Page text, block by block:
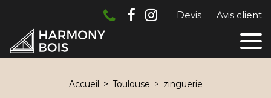
Devis Avis client
Accueil Toulouse zinguerie